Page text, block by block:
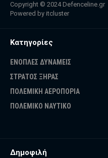
Copyright © 2024 Defenceline.gr
Powered by itcluster
Κατηγορίες
ΕΝΟΠΛΕΣ ΔΥΝΑΜΕΙΣ
ΣΤΡΑΤΟΣ ΞΗΡΑΣ
ΠΟΛΕΜΙΚΗ ΑΕΡΟΠΟΡΙΑ
ΠΟΛΕΜΙΚΟ ΝΑΥΤΙΚΟ
Δημοφιλή